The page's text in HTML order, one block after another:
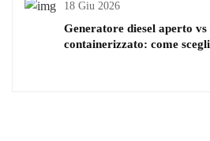
18 Giu 2026
Generatore diesel aperto vs
containerizzato: come